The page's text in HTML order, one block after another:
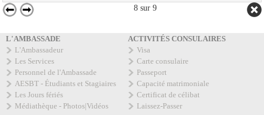
8 sur 9
L'AMBASSADE
L'Ambassadeur
Les Services
Personnel de l'Ambassade
AESBT - Étudiants et Stagiaires
Les Jours fériés
Médiathèque - Photos|Vidéos
ACTIVITÉS CONSULAIRES
Visa
Carte consulaire
Passeport
Capacité matrimoniale
Certificat de célibat
Laissez-Passer